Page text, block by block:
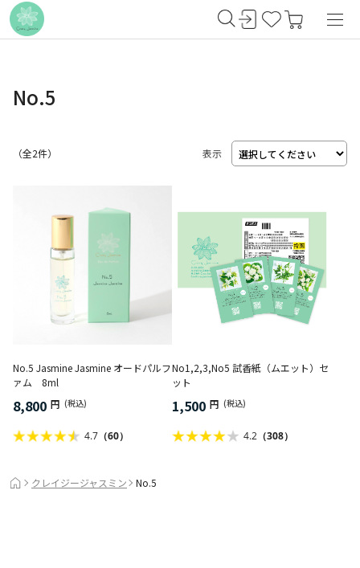
No.5
表示
（ 2件）
No.5 Jasmine Jasmine オードパルフ
ァム 8ml
8,800 円 (税込)
4.7 （60）
No1,2,3,No5 試香紙（ムエット）セ
ット
1,500 円 (税込)
4.2 （308）
クレイジージャスミン No.5